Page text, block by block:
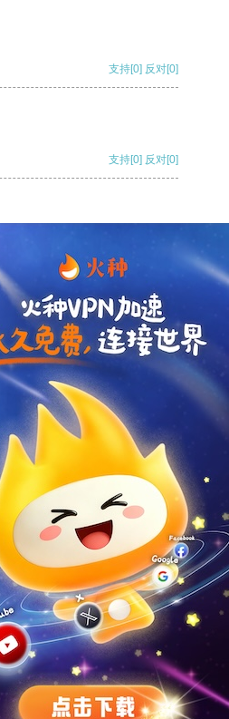
支持[0] 反对[0]
支持[0] 反对[0]
支持 [0] 反对[0]
支持[0] 反对
支持[0] 反对[0]
油管加速器
回锅肉加速器
小猫咪ciash加速器
油管加速器